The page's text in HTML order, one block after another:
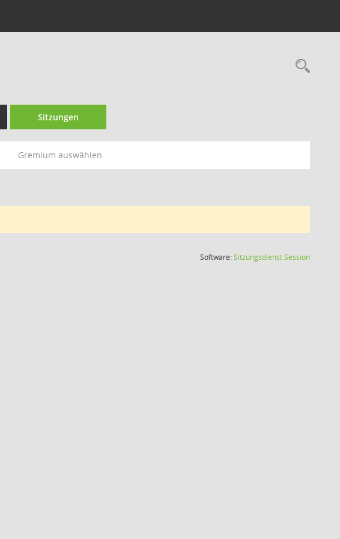
Sitzungen
Gremium auswählen
Software:SitzungsdienstSession(Wird in